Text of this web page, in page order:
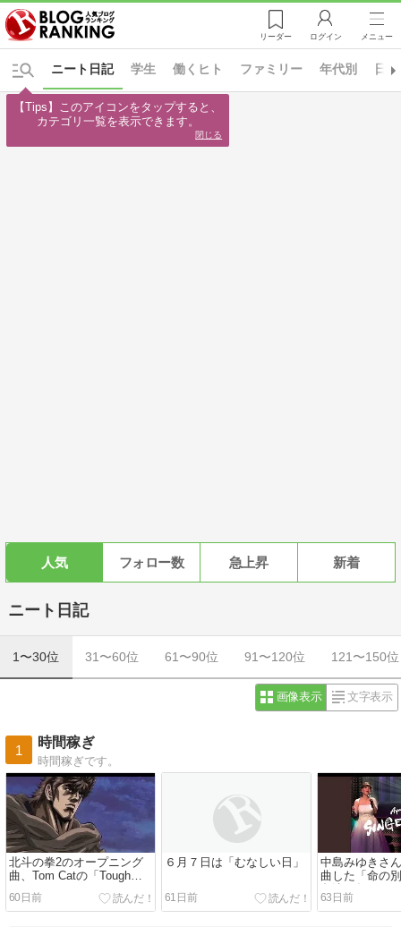
リーダー ログイン メニュー
学生 働くヒト ファミリー 年代別 日
ニート日記
人気 フォロー数 急上昇 新着
ニート日記
1〜30位 31〜60位 61〜90位 91〜120位 121〜150位
画像表示 文字表示
1
時間稼ぎ
時間稼ぎです。
北斗の拳2のオープニング
曲、Tom Catの「Tough
Boy」
60日前
６月７日は「むなしい日」
61日前
中島みゆきさ
曲した「命の
島津亜矢さん
63日前
【Tips】このアイコンをタップすると、
カテゴリ一覧を表示できます。
閉じる